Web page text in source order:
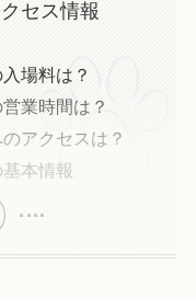
セス情報
場料は？
業時間は？
アクセスは？
本情報